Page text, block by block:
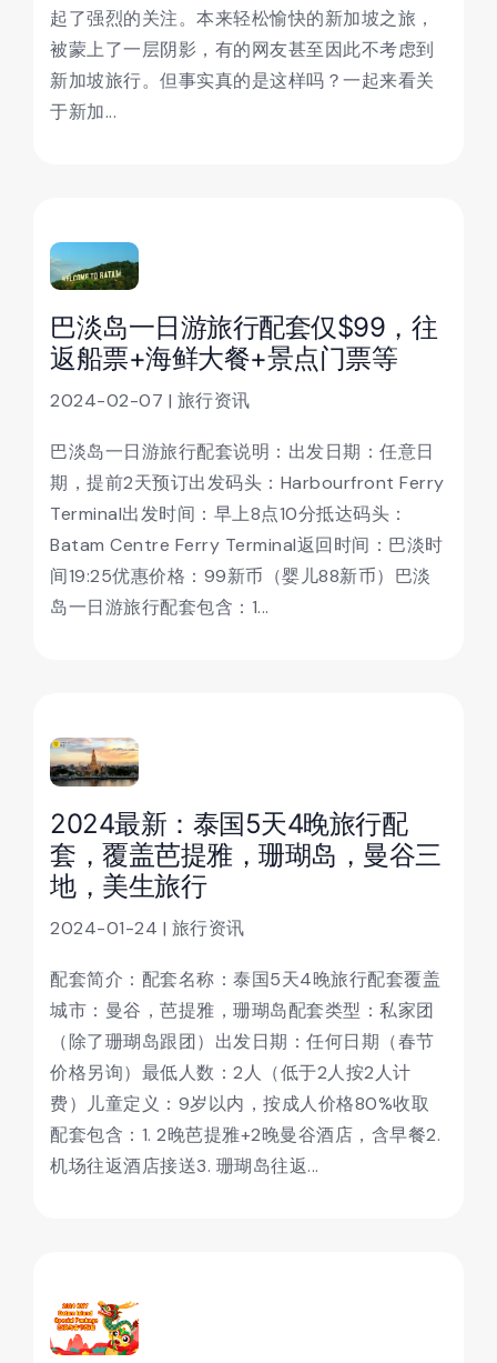
起了强烈的关注。本来轻松愉快的新加坡之旅，
被蒙上了一层阴影，有的网友甚至因此不考虑到
新加坡旅行。但事实真的是这样吗？一起来看关
于新加...
巴淡岛一日游旅行配套仅$99，往
返船票+海鲜大餐+景点门票等
2024-02-07 | 旅行资讯
巴淡岛一日游旅行配套说明：出发日期：任意日
期，提前2天预订出发码头：Harbourfront Ferry
Terminal出发时间：早上8点10分抵达码头：
Batam Centre Ferry Terminal返回时间：巴淡时
间19:25优惠价格：99新币（婴儿88新币）巴淡
岛一日游旅行配套包含：1...
2024最新：泰国5天4晚旅行配
套，覆盖芭提雅，珊瑚岛，曼谷三
地，美生旅行
2024-01-24 | 旅行资讯
配套简介：配套名称：泰国5天4晚旅行配套覆盖
城市：曼谷，芭提雅，珊瑚岛配套类型：私家团
（除了珊瑚岛跟团）出发日期：任何日期（春节
价格另询）最低人数：2人（低于2人按2人计
费）儿童定义：9岁以内，按成人价格80%收取
配套包含：1. 2晚芭提雅+2晚曼谷酒店，含早餐2.
机场往返酒店接送3. 珊瑚岛往返...